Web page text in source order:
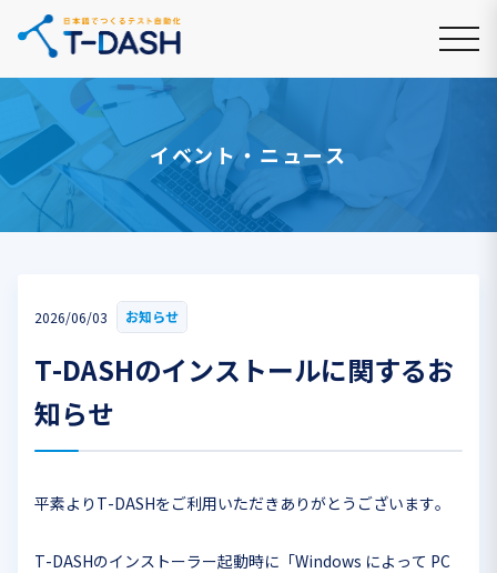
イベント・ニュース
2026/06/03 お知らせ
T-DASHのインストールに関するお
知らせ
平素よりT-DASHをご利用いただきありがとうございます。
T-DASHのインストーラー起動時に「Windows によって PC